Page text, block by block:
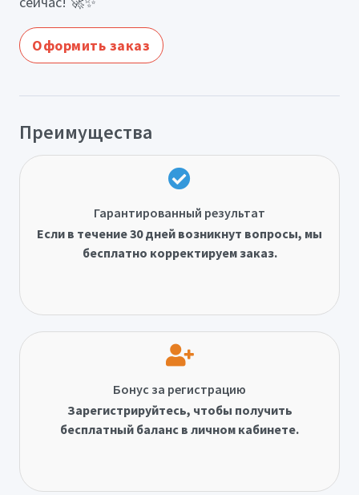
Оформить заказ
Преимущества
Гарантированный результат
Если в течение 30 дней возникнут вопросы, мы
бесплатно корректируем заказ.
Бонус за регистрацию
Зарегистрируйтесь, чтобы получить
бесплатный баланс в личном кабинете.